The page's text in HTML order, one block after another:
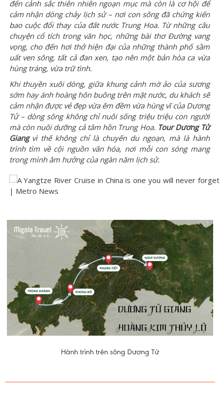
đến cảnh sắc thiên nhiên ngoạn mục mà còn là cơ hội để
cảm nhận dòng chảy lịch sử – nơi con sông đã chứng kiến
bao cuộc đổi thay của đất nước Trung Hoa. Từ những câu
chuyện cổ tích trong văn học, những bài thơ Đường vang
vọng, cho đến hơi thở hiện đại của những thành phố sầm
uất ven sông, tất cả đan xen, tạo nên một bản hòa ca vừa
hùng tráng, vừa trữ tình.
Khi thuyền xuôi dòng, giữa khung cảnh mờ ảo của sương
sớm hay ánh hoàng hôn buông trên mặt nước, du khách sẽ
cảm nhận được vẻ đẹp vừa êm đềm vừa hùng vĩ của Dương
Tử – dòng sông không chỉ nuôi sống triệu triệu con người
mà còn nuôi dưỡng cả tâm hồn Trung Hoa. Tour Dương Tử
Giangvì thế không chỉ là chuyến du ngoạn, mà là hành
trình tìm về cội nguồn văn hóa, nơi mỗi con sóng mang
trong mình âm hưởng của ngàn năm lịch sử.
Hành trình trên sông Dương Tử